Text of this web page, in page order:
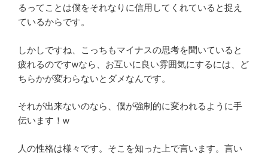
るってことは僕をそれなりに信用してくれていると捉え
ているからです。
しかしですね、こっちもマイナスの思考を聞いていると
疲れるのですwなら、お互いに良い雰囲気にするには、ど
ちらかが変わらないとダメなんです。
それが出来ないのなら、僕が強制的に変われるように手
伝います！w
人の性格は様々です。そこを知った上で言います。言い